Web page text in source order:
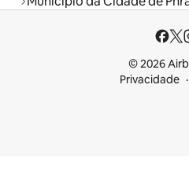
© 2026
Privacidade